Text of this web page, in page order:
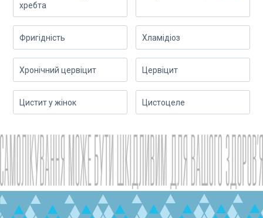
хребта
Фригідність Хламідіоз
Хронічний цервіцит Цервіцит
Цистит у жінок Цистоцеле